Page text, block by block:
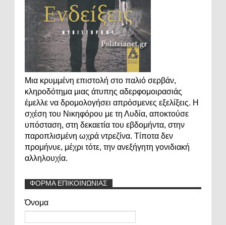
Μια κρυμμένη επιστολή στο παλιό σερβάν,
κληροδότημα μιας άτυπης αδερφομοιρασιάς
έμελλε να δρομολογήσει απρόσμενες εξελίξεις. Η
σχέση του Νικηφόρου με τη Λυδία, αποκτούσε
υπόσταση, στη δεκαετία του εβδομήντα, στην
παροπλισμένη ωχρά ντρεζίνα. Τίποτα δεν
προμήνυε, μέχρι τότε, την ανεξήγητη γονιδιακή
αλληλουχία.
ΦΟΡΜΑ ΕΠΙΚΟΙΝΩΝΙΑΣ
Όνομα